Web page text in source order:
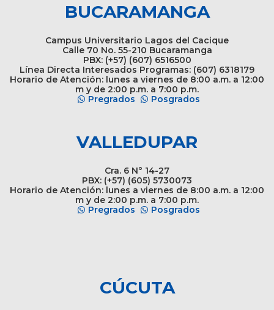
BUCARAMANGA
Campus Universitario Lagos del Cacique
Calle 70 No. 55-210 Bucaramanga
PBX: (+57) (607) 6516500
Línea Directa Interesados Programas: (607) 6318179
Horario de Atención: lunes a viernes de 8:00 a.m. a 12:00
m y de 2:00 p.m. a 7:00 p.m.
Pregrados
Posgrados
VALLEDUPAR
Cra. 6 N° 14-27
PBX: (+57) (605) 5730073
Horario de Atención: lunes a viernes de 8:00 a.m. a 12:00
m y de 2:00 p.m. a 7:00 p.m.
Pregrados
Posgrados
CÚCUTA